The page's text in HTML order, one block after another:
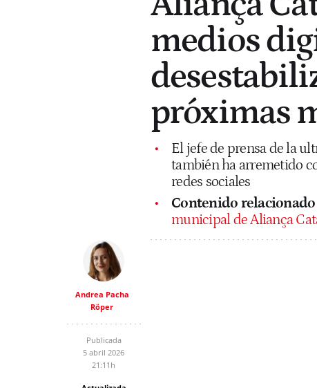
medios
próximas
El jefe de prensa de la
también ha arremetido
redes sociales
Contenido relacionado
municipal de Aliança
Andrea Pacha
Röper
Publicada
5 abril 2026
21:11h